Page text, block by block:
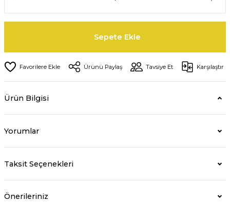
Sepete Ekle
Ürünü Paylaş Tavsiye Et Karşılaştır
Ürün Bilgisi
Yorumlar
Taksit Seçenekleri
Önerileriniz